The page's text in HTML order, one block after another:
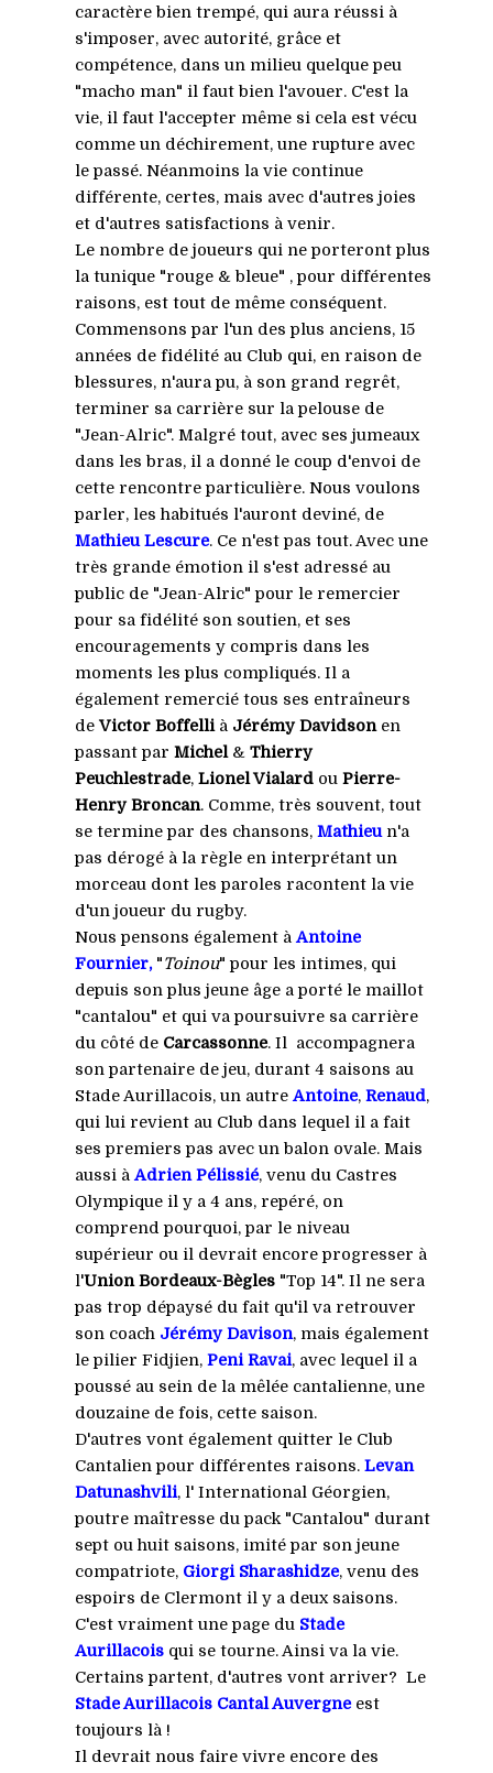
caractère bien trempé, qui aura réussi à
s'imposer, avec autorité, grâce et
compétence, dans un milieu quelque peu
"macho man" il faut bien l'avouer. C'est la
vie, il faut l'accepter même si cela est vécu
comme un déchirement, une rupture avec
le passé. Néanmoins la vie continue
différente, certes, mais avec d'autres joies
et d'autres satisfactions à venir.
Le nombre de joueurs qui ne porteront plus
la tunique "rouge & bleue" , pour différentes
raisons, est tout de même conséquent.
Commensons par l'un des plus anciens, 15
années de fidélité au Club qui, en raison de
blessures, n'aura pu, à son grand regrêt,
terminer sa carrière sur la pelouse de
"Jean-Alric". Malgré tout, avec ses jumeaux
dans les bras, il a donné le coup d'envoi de
cette rencontre particulière. Nous voulons
parler, les habitués l'auront deviné, de
Mathieu Lescure. Ce n'est pas tout. Avec une
très grande émotion il s'est adressé au
public de "Jean-Alric" pour le remercier
pour sa fidélité son soutien, et ses
encouragements y compris dans les
moments les plus compliqués. Il a
également remercié tous ses entraîneurs
de Victor Boffellià Jérémy Davidsonen
passant par Michel& Thierry
Peuchlestrade, Lionel Vialard ou Pierre-
Henry Broncan. Comme, très souvent, tout
se termine par des chansons, Mathieu n'a
pas dérogé à la règle en interprétant un
morceau dont les paroles racontent la vie
d'un joueur du rugby.
Nous pensons également àAntoine
Fournier, "Toinou" pour les intimes, qui
depuis son plus jeune âge a porté le maillot
"cantalou" et qui va poursuivre sa carrière
du côté de Carcassonne. Il accompagnera
son partenaire de jeu, durant 4 saisons au
Stade Aurillacois, un autreAntoine, Renaud,
qui lui revient au Club dans lequel il a fait
ses premiers pas avec un balon ovale. Mais
aussi àAdrien Pélissié, venu du Castres
Olympique il y a 4 ans, repéré, on
comprend pourquoi, par le niveau
supérieur ou il devrait encore progresser à
l'Union Bordeaux-Bègles "Top 14". Il ne sera
pas trop dépaysé du fait qu'il va retrouver
son coach Jérémy Davison, mais également
le pilier Fidjien, Peni Ravai, avec lequel il a
poussé au sein de la mêlée cantalienne, une
douzaine de fois, cette saison.
D'autres vont également quitter le Club
Cantalien pour différentes raisons. Levan
Datunashvili, l' International Géorgien,
poutre maîtresse du pack "Cantalou" durant
sept ou huit saisons, imité par son jeune
compatriote, Giorgi Sharashidze, venu des
espoirs de Clermont il y a deux saisons.
C'est vraiment une page du Stade
Aurillacois qui se tourne. Ainsi va la vie.
Certains partent, d'autres vont arriver? Le
Stade Aurillacois Cantal Auvergneest
toujours là !
Il devrait nous faire vivre encore des